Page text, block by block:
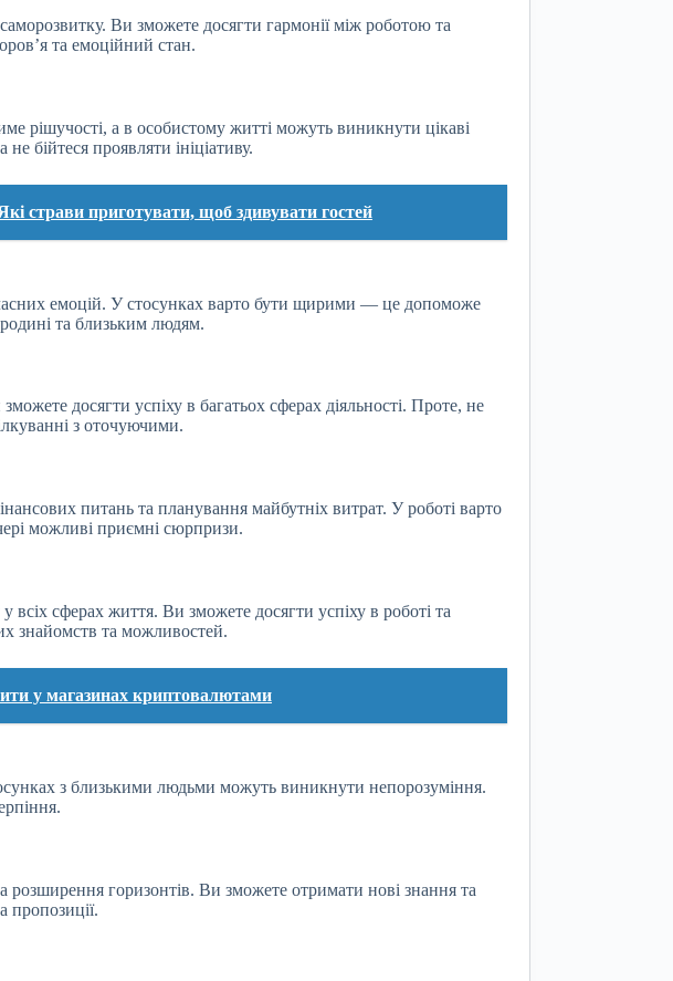
Ви зможете досягти гармонії між роботою та
та емоційний стан.
рішучості, а в особистому житті можуть виникнути цікаві
бійтеся проявляти ініціативу.
страви приготувати, щоб здивувати гостей
емоцій. У стосунках варто бути щирими — це допоможе
та близьким людям.
досягти успіху в багатьох сферах діяльності. Проте, не
з оточуючими.
питань та планування майбутніх витрат. У роботі варто
можливі приємні сюрпризи.
сферах життя. Ви зможете досягти успіху в роботі та
знайомств та можливостей.
у магазинах криптовалютами
з близькими людьми можуть виникнути непорозуміння.
горизонтів. Ви зможете отримати нові знання та
пропозиції.